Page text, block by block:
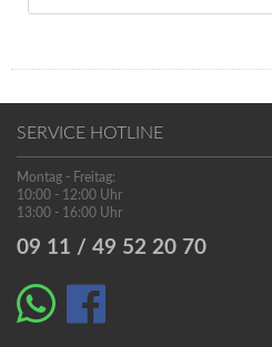
SERVICE HOTLINE
Montag - Freitag:
10:00 - 12:00 Uhr
13:00 - 16:00 Uhr
09 11 / 49 52 20 70